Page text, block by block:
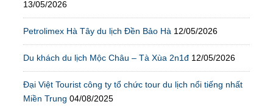
13/05/2026
Petrolimex Hà Tây du lịch Đền Bảo Hà 12/05/2026
Du khách du lịch Mộc Châu – Tà Xùa 2n1đ 12/05/2026
Đại Việt Tourist công ty tổ chức tour du lịch nổi tiếng nhất
Miền Trung 04/08/2025